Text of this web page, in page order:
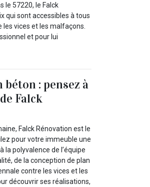
le 57220, le Falck
qui sont accessibles à tous
vices et les malfaçons.
et pour lui
: pensez à
Falck
Falck Rénovation est le
pour votre immeuble une
la polyvalence de l’équipe
de la conception de plan
contre les vices et les
découvrir ses réalisations,